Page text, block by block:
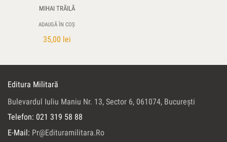
MIHAI TRĂILĂ
ADAUGĂ ÎN COȘ
35,00 lei
Editura Militară
Bulevardul Iuliu Maniu Nr. 13, Sector 6, 061074, Bucureşti
Telefon: 021 319 58 88
E-Mail: Pr@edituramilitara.ro